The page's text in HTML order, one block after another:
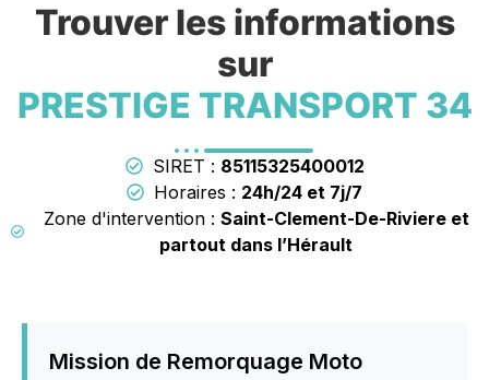
Trouver les informations
sur
PRESTIGE TRANSPORT 34
SIRET : 85115325400012
Horaires : 24h/24 et 7j/7
Zone d'intervention : Saint-Clement-De-Riviere et
partout dans l’Hérault
Mission de Remorquage Moto